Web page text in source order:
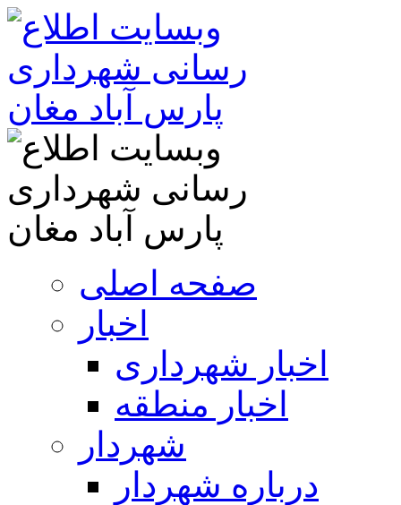
صفحه اصلی
اخبار
اخبار شهرداری
اخبار منطقه
شهردار
درباره شهردار